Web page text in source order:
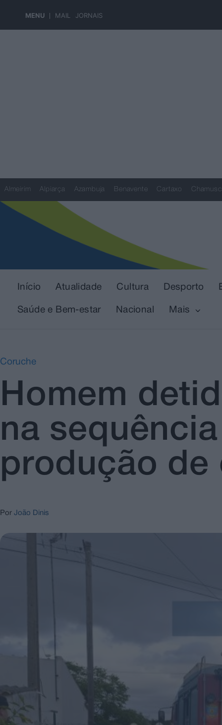
MENU MAIL JORNAIS
Almeirim Alpiarça Azambuja Benavente Cartaxo
Início Atualidade Cultura Desporto
Saúde e Bem-estar Nacional Mais
Coruche
Homem
na
produção de
Por João Dinis